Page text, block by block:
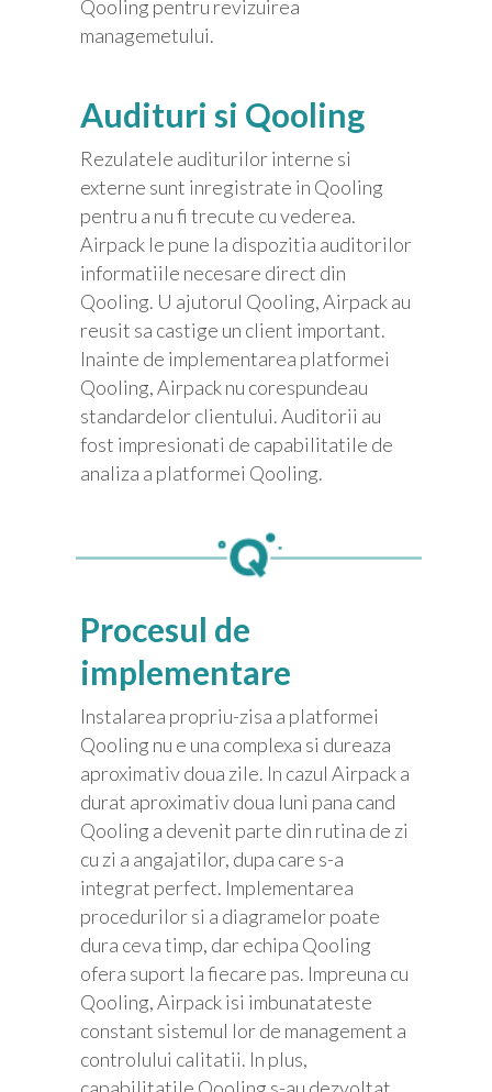
Qooling pentru revizuirea
managemetului.
Audituri si Qooling
Rezulatele auditurilor interne si
externe sunt inregistrate in Qooling
pentru a nu fi trecute cu vederea.
Airpack le pune la dispozitia auditorilor
informatiile necesare direct din
Qooling. U ajutorul Qooling, Airpack au
reusit sa castige un client important.
Inainte de implementarea platformei
Qooling, Airpack nu corespundeau
standardelor clientului. Auditorii au
fost impresionati de capabilitatile de
analiza a platformei Qooling.
Procesul de
implementare
Instalarea propriu-zisa a platformei
Qooling nu e una complexa si dureaza
aproximativ doua zile. In cazul Airpack a
durat aproximativ doua luni pana cand
Qooling a devenit parte din rutina de zi
cu zi a angajatilor, dupa care s-a
integrat perfect. Implementarea
procedurilor si a diagramelor poate
dura ceva timp, dar echipa Qooling
ofera suport la fiecare pas. Impreuna cu
Qooling, Airpack isi imbunatateste
constant sistemul lor de management a
controlului calitatii. In plus,